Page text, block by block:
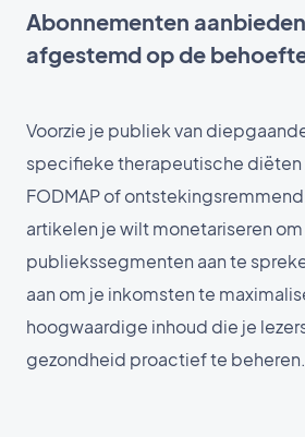
Abonnementen
afgestemd op de
Voorzie je publiek van
specifieke therapeutische diëten
FODMAP of
artikelen je wilt monetariseren
publiekssegmenten aan te
aan om je inkomsten te
hoogwaardige inhoud die je
gezondheid proactief te beheren.